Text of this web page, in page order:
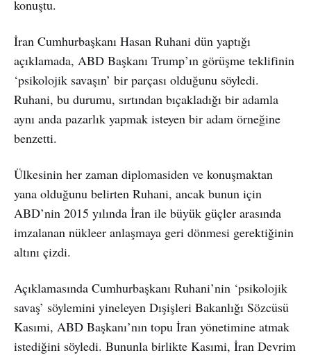
konuştu.
İran Cumhurbaşkanı Hasan Ruhani dün yaptığı
açıklamada, ABD Başkanı Trump’ın görüşme teklifinin
‘psikolojik savaşın’ bir parçası olduğunu söyledi.
Ruhani, bu durumu, sırtından bıçakladığı bir adamla
aynı anda pazarlık yapmak isteyen bir adam örneğine
benzetti.
Ülkesinin her zaman diplomasiden ve konuşmaktan
yana olduğunu belirten Ruhani, ancak bunun için
ABD’nin 2015 yılında İran ile büyük güçler arasında
imzalanan nükleer anlaşmaya geri dönmesi gerektiğinin
altını çizdi.
Açıklamasında Cumhurbaşkanı Ruhani’nin ‘psikolojik
savaş’ söylemini yineleyen Dışişleri Bakanlığı Sözcüsü
Kasımi, ABD Başkanı’nın topu İran yönetimine atmak
istediğini söyledi. Bununla birlikte Kasımi, İran Devrim